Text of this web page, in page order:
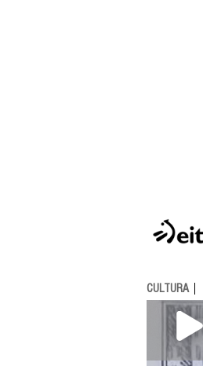
CULTURA